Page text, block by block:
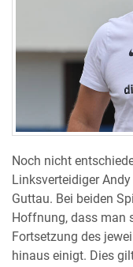
Noch nicht
Linksverteidiger
Guttau. Bei beiden
Hoffnung, dass man
Fortsetzung des
hinaus einigt. Dies